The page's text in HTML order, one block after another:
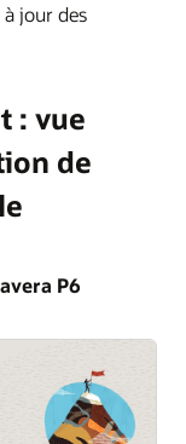
jour des
: vue
de
P6